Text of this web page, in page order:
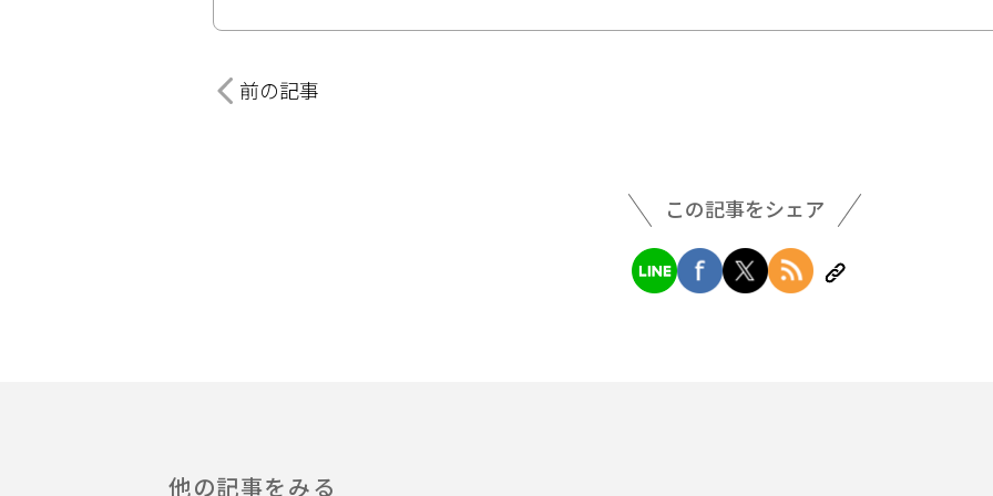
前の記事
この記事をシェア
他の記事をみる